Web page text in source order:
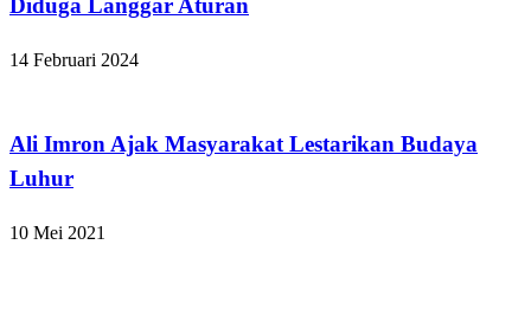
Diduga Langgar Aturan
14 Februari 2024
Ali Imron Ajak Masyarakat Lestarikan Budaya
Luhur
10 Mei 2021